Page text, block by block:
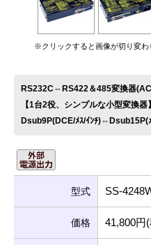
※クリックすると画像が切り変わ
RS232C⇔RS422＆485変換器
【1台2役、シンプルな小型変換器】
Dsub9P(DCE/ﾒｽ/ｲﾝﾁ)⇔Dsub15P(
型式 SS-
価格 41,800円